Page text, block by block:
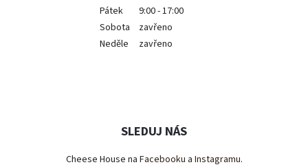
Pátek
9:00 - 17:00
Sobota
zavřeno
Neděle
zavřeno
SLEDUJ NÁS
Cheese House na Facebooku a Instagramu.